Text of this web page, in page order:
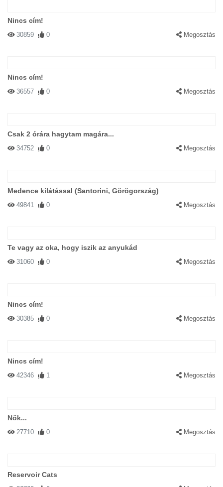
Nincs cím!
30859 0 Megosztás
Nincs cím!
36557 0 Megosztás
Csak 2 órára hagytam magára...
34752 0 Megosztás
Medence kilátással (Santorini, Görögország)
49841 0 Megosztás
Te vagy az oka, hogy iszik az anyukád
31060 0 Megosztás
Nincs cím!
30385 0 Megosztás
Nincs cím!
42346 1 Megosztás
Nők...
27710 0 Megosztás
Reservoir Cats